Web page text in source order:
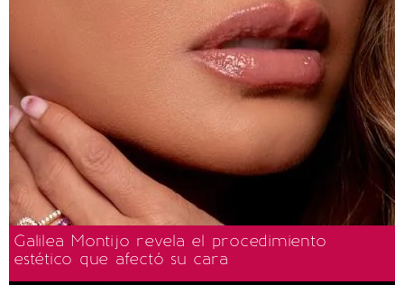
Galilea Montijo revela el procedimiento
estético que afectó su cara